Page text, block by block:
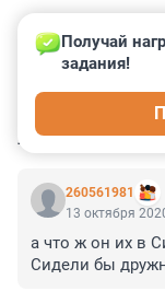
260561981
Получай
задания!
13 октября
а что ж он их в
Сидели бы